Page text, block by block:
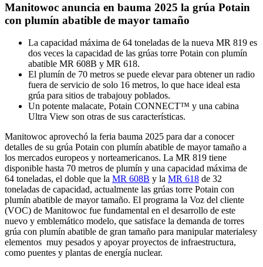
Manitowoc anuncia en bauma 2025 la grúa Potain
con plumín abatible de mayor tamaño
La capacidad máxima de 64 toneladas de la nueva MR 819 es
dos veces la capacidad de las grúas torre Potain con plumín
abatible MR 608B y MR 618.
El plumín de 70 metros se puede elevar para obtener un radio
fuera de servicio de solo 16 metros, lo que hace ideal esta
grúa para sitios de trabajouy poblados.
Un potente malacate, Potain CONNECT™ y una cabina
Ultra View son otras de sus características.
Manitowoc aprovechó la feria bauma 2025 para dar a conocer
detalles de su grúa Potain con plumín abatible de mayor tamaño a
los mercados europeos y norteamericanos. La MR 819 tiene
disponible hasta 70 metros de plumín y una capacidad máxima de
64 toneladas, el doble que la MR 608B y la MR 618 de 32
toneladas de capacidad, actualmente las grúas torre Potain con
plumín abatible de mayor tamaño. El programa la Voz del cliente
(VOC) de Manitowoc fue fundamental en el desarrollo de este
nuevo y emblemático modelo, que satisface la demanda de torres
grúa con plumín abatible de gran tamaño para manipular materialesy
elementos muy pesados y apoyar proyectos de infraestructura,
como puentes y plantas de energía nuclear.